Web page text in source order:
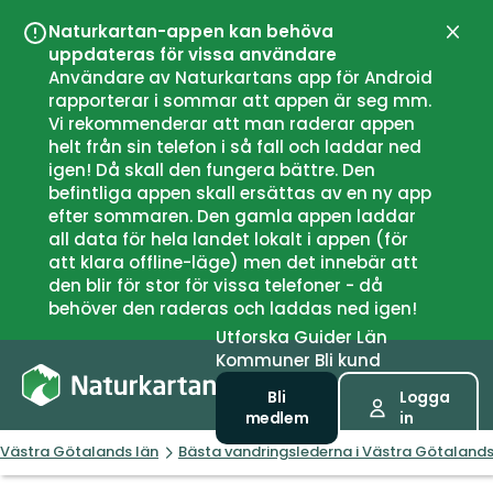
Naturkartan-appen kan behöva
uppdateras för vissa användare
Användare av Naturkartans app för Android
rapporterar i sommar att appen är seg mm.
Vi rekommenderar att man raderar appen
helt från sin telefon i så fall och laddar ned
igen! Då skall den fungera bättre. Den
befintliga appen skall ersättas av en ny app
efter sommaren. Den gamla appen laddar
all data för hela landet lokalt i appen (för
att klara offline-läge) men det innebär att
den blir för stor för vissa telefoner - då
behöver den raderas och laddas ned igen!
UtforskaGuiderLän
Kommuner Bli kund
Bli
medlem
Logga
in
Västra Götalands län Bästa vandringslederna i Västra